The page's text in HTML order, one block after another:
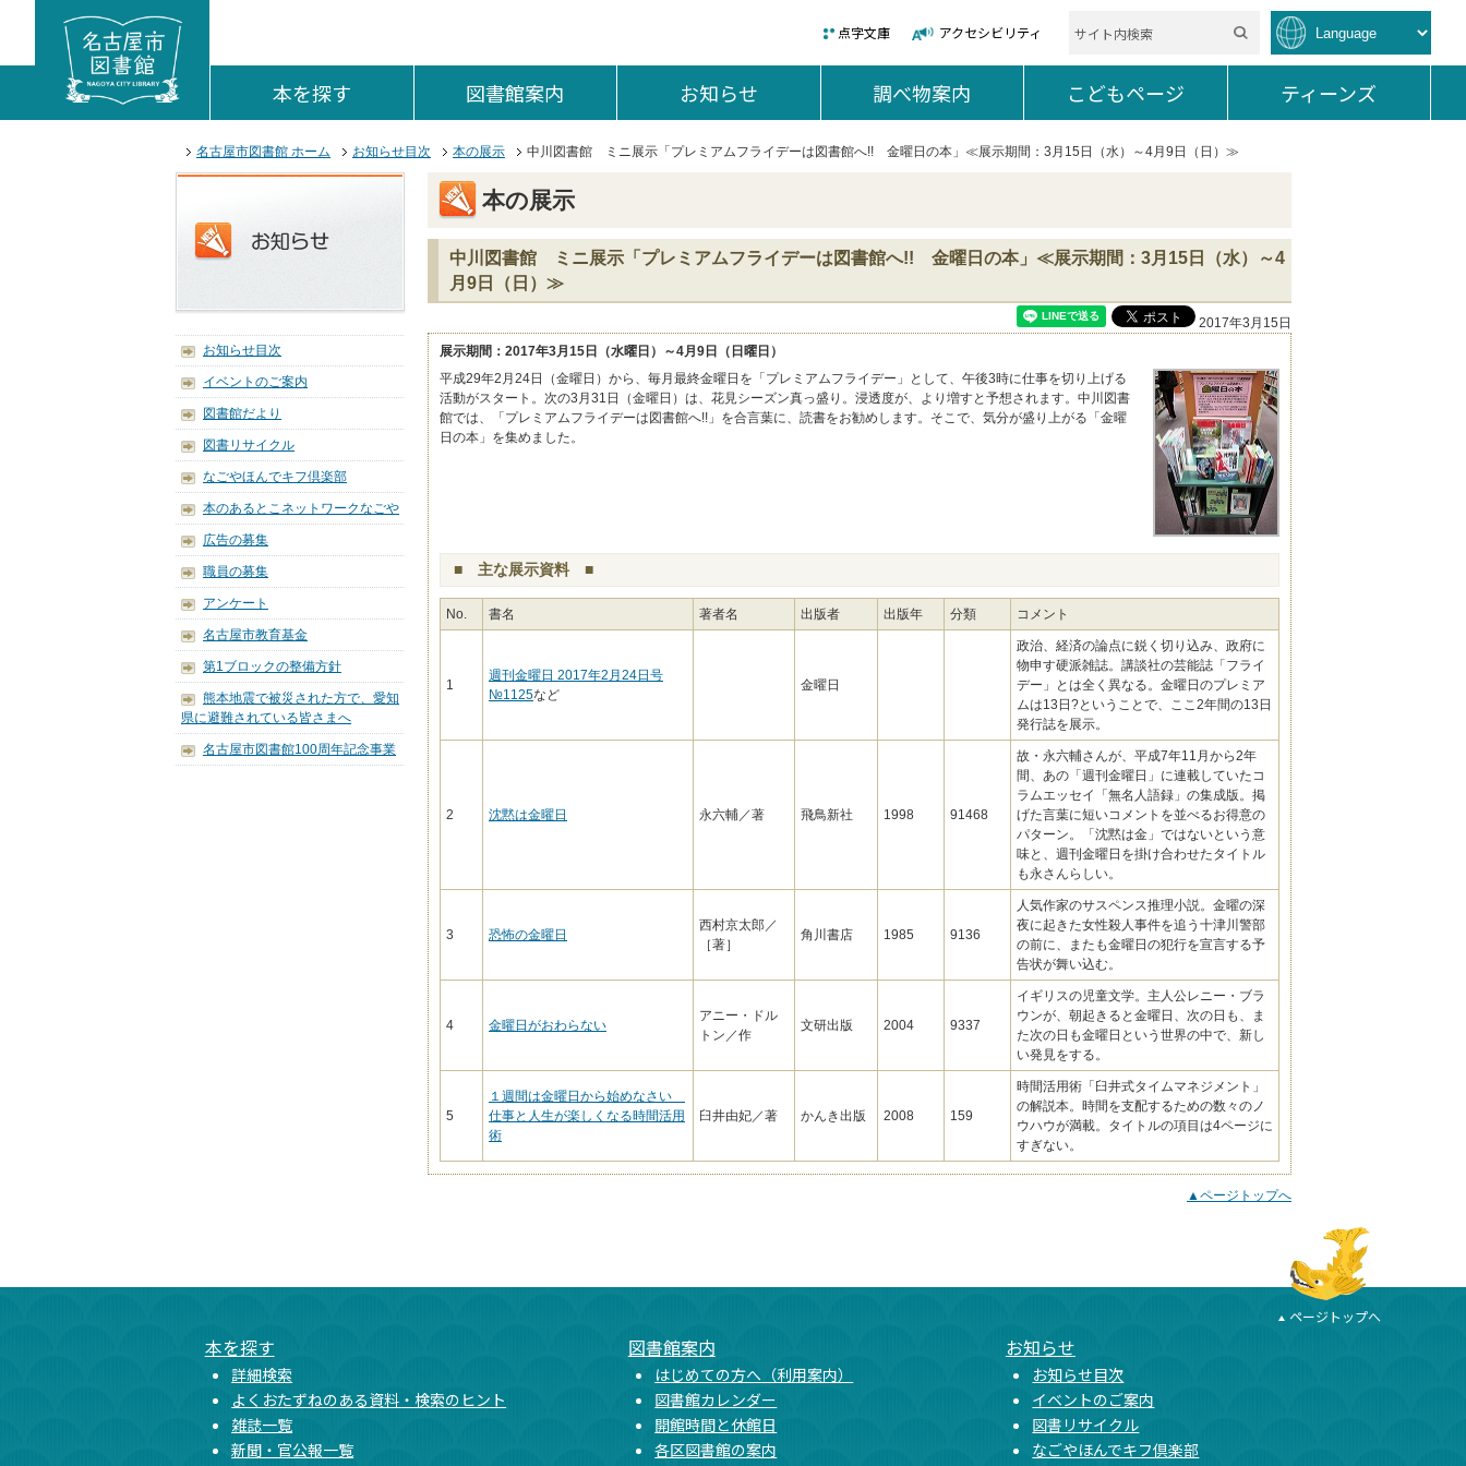
ここからサイト内共通メニューです。
サイト内共通メニューをスキップする
点字文庫 アクセシビリティ
本を探す 図書館案内 お知らせ 調べ物案内 こどもページ ティーンズ
サイト内共通メニューここまで。
名古屋市図書館 ホーム
お知らせ目次 本の展示 中川図書館 ミニ展示「プレミアムフライデーは図書館へ!! 金曜日の本」≪展示期間：3月15日（水）～4月9日（日）≫
お知らせ目次
イベントのご案内
図書館だより
図書リサイクル
なごやほんでキフ倶楽部
本のあるとこネットワークなごや
広告の募集
職員の募集
アンケート
名古屋市教育基金
第1ブロックの整備方針
熊本地震で被災された方で、愛知
県に避難されている皆さまへ
名古屋市図書館100周年記念事業
本の展示
中川図書館 ミニ展示「プレミアムフライデーは図書館へ!! 金曜日の本」≪展示期間：3月15日（水）～4
月9日（日）≫
2017年3月15日
展示期間：2017年3月15日（水曜日）～4月9日（日曜日）
平成29年2月24日（金曜日）から、毎月最終金曜日を「プレミアムフライデー」として、午後3時に仕事を切り上げる
活動がスタート。次の3月31日（金曜日）は、花見シーズン真っ盛り。浸透度が、より増すと予想されます。中川図書
館では、「プレミアムフライデーは図書館へ!!」を合言葉に、読書をお勧めします。そこで、気分が盛り上がる「金曜
日の本」を集めました。
■ 主な展示資料 ■
No. 書名 著者名 出版者 出版年 分類 コメント
1
週刊金曜日 2017年2月24日号
№1125など
金曜日
政治、経済の論点に鋭く切り込み、政府に
物申す硬派雑誌。講談社の芸能誌「フライ
デー」とは全く異なる。金曜日のプレミア
ムは13日?ということで、ここ2年間の13日
発行誌を展示。
2 沈黙は金曜日 永六輔／著 飛鳥新社 1998 91468
故・永六輔さんが、平成7年11月から2年
間、あの「週刊金曜日」に連載していたコ
ラムエッセイ「無名人語録」の集成版。掲
げた言葉に短いコメントを並べるお得意の
パターン。「沈黙は金」ではないという意
味と、週刊金曜日を掛け合わせたタイトル
も永さんらしい。
3 恐怖の金曜日
西村京太郎／
［著］
角川書店 1985 9136
人気作家のサスペンス推理小説。金曜の深
夜に起きた女性殺人事件を追う十津川警部
の前に、またも金曜日の犯行を宣言する予
告状が舞い込む。
4 金曜日がおわらない
アニー・ドル
トン／作
文研出版 2004 9337
イギリスの児童文学。主人公レニー・ブラ
ウンが、朝起きると金曜日、次の日も、ま
た次の日も金曜日という世界の中で、新し
い発見をする。
5
１週間は金曜日から始めなさい
仕事と人生が楽しくなる時間活用
術
臼井由妃／著 かんき出版 2008 159
時間活用術「臼井式タイムマネジメント」
の解説本。時間を支配するための数々のノ
ウハウが満載。タイトルの項目は4ページに
すぎない。
▲ページトップへ
ページトップへ
本を探す
詳細検索
よくおたずねのある資料・検索のヒント
雑誌一覧
新聞・官公報一覧
図書館案内
はじめての方へ（利用案内）
図書館カレンダー
開館時間と休館日
各区図書館の案内
お知らせ
お知らせ目次
イベントのご案内
図書リサイクル
なごやほんでキフ倶楽部